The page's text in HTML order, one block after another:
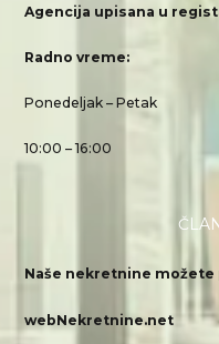
Agencija upisana u
Radno vreme:
Ponedeljak – Petak
10:00 – 16:00
Naše nekretnine možete
webNekretnine.net